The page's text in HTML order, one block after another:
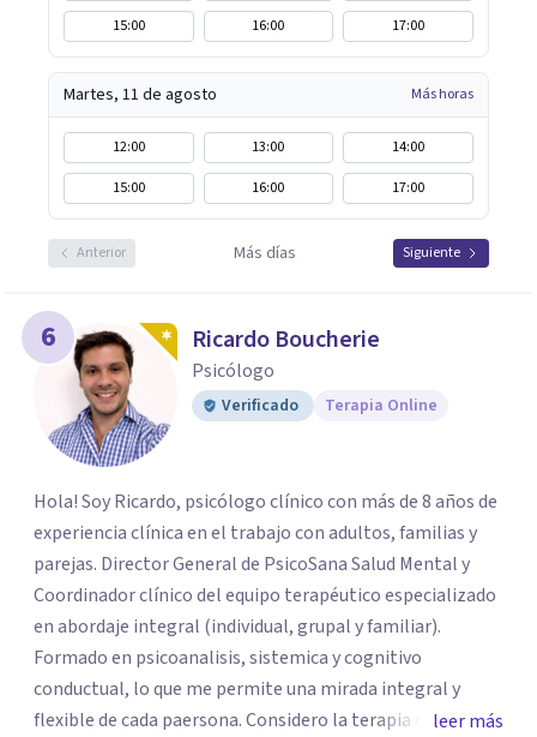
15:00
16:00 17:00
Martes, 11 de agosto Más horas
12:00 13:00
14:00
15:00
16:00 17:00
Anterior Más días Siguiente
6 Ricardo Boucherie
Psicólogo
Verificado Terapia Online
Hola! Soy Ricardo, psicólogo clínico con más de 8 años de
experiencia clínica en el trabajo con adultos, familias y
parejas. Director General de PsicoSana Salud Mental y
Coordinador clínico del equipo terapéutico especializado
en abordaje integral (individual, grupal y familiar).
Formado en psicoanalisis, sistemica y cognitivo
conductual, lo que me permite una mirada integral y
flexible de cada paersona. Considero la terapia como un
leer más